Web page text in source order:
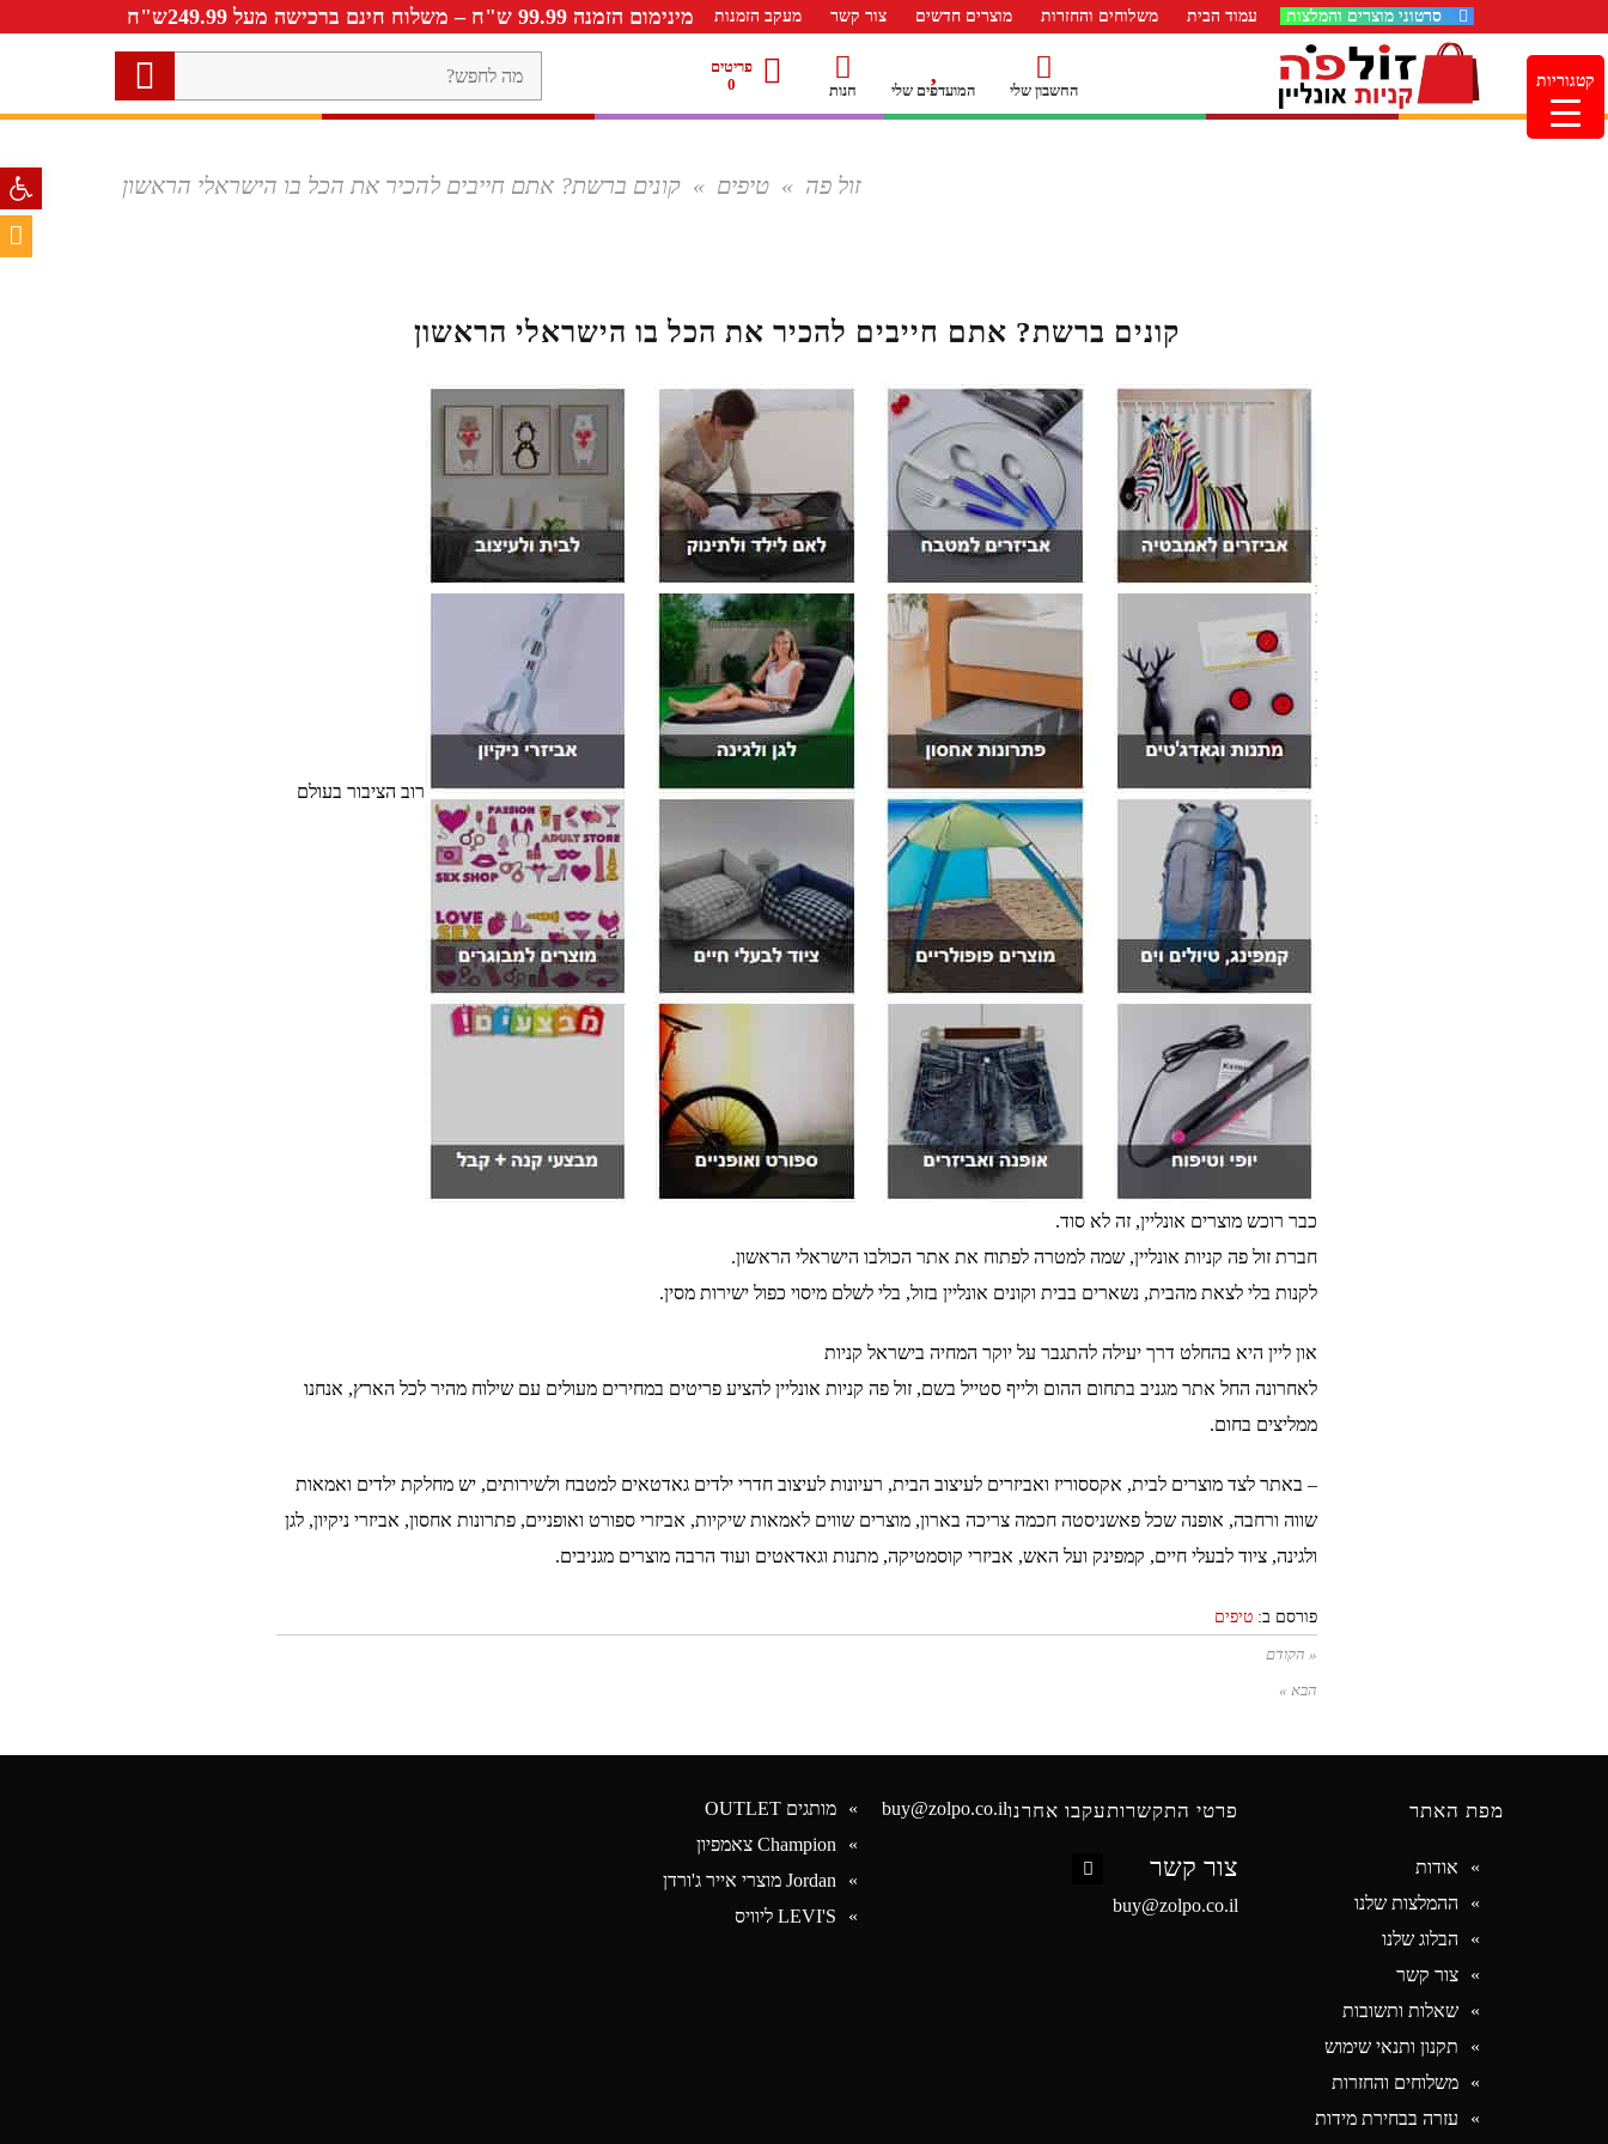
סרטוני מוצרים והמלצות עמוד הבית משלוחים והחזרות מוצרים חדשים צור קשר מעקב הזמנות מינימום הזמנה 99.99 ש"ח – משלוח חינם ברכישה מעל 249.99ש"ח
החשבון שלי המועדפים שלי חנות
פריטים
0
זול פה » טיפים » קונים ברשת? אתם חייבים להכיר את הכל בו הישראלי הראשון
קונים ברשת? אתם חייבים להכיר את הכל בו הישראלי הראשון
רוב הציבור בעולם
כבר רוכש מוצרים אונליין, זה לא סוד.
חברת זול פה קניות אונליין, שמה למטרה לפתוח את אתר הכולבו הישראלי הראשון.
לקנות בלי לצאת מהבית, נשארים בבית וקונים אונליין בזול, בלי לשלם מיסוי כפול ישירות מסין.
און ליין היא בהחלט דרך יעילה להתגבר על יוקר המחיה בישראל קניות
לאחרונה החל אתר מגניב בתחום ההום ולייף סטייל בשם, זול פה קניות אונליין להציע פריטים במחירים מעולים עם שילוח מהיר לכל הארץ, אנחנו
ממליצים בחום.
– באתר לצד מוצרים לבית, אקססוריז ואביזרים לעיצוב הבית, רעיונות לעיצוב חדרי ילדים גאדטאים למטבח ולשירותים, יש מחלקת ילדים ואמאות
שווה ורחבה, אופנה שכל פאשניסטה חכמה צריכה בארון, מוצרים שווים לאמאות שיקיות, אביזרי ספורט ואופניים, פתרונות אחסון, אביזרי ניקיון, לגן
ולגינה, ציוד לבעלי חיים, קמפינק ועל האש, אביזרי קוסמטיקה, מתנות וגאדאטים ועוד הרבה מוצרים מגניבים.
פורסם ב: טיפים
« הקודם
הבא »
מפת האתר
אודות
ההמלצות שלנו
הבלוג שלנו
צור קשר
שאלות ותשובות
תקנון ותנאי שימוש
משלוחים והחזרות
עזרה בבחירת מידות
פרטי התקשרות
צור קשר
buy@zolpo.co.il
עקבו אחרנוbuy@zolpo.co.il
מותגים OUTLET
Champion צאמפיון
Jordan מוצרי אייר ג'ורדן
LEVI'S ליוויס
קטגוריות
פתח